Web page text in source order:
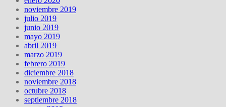
noviembre 2019
julio 2019
junio 2019
mayo 2019
abril 2019
marzo 2019
febrero 2019
diciembre 2018
noviembre 2018
octubre 2018
septiembre 2018